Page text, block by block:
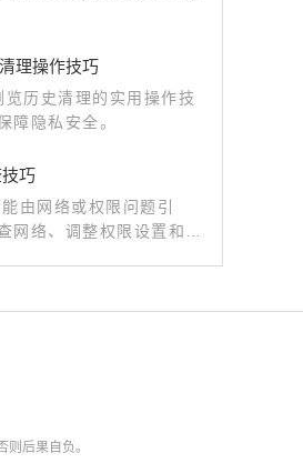
理操作技巧
历史清理的实用操作技
障隐私安全。
巧
由网络或权限问题引
网络、调整权限设置和浏
则后果自负。